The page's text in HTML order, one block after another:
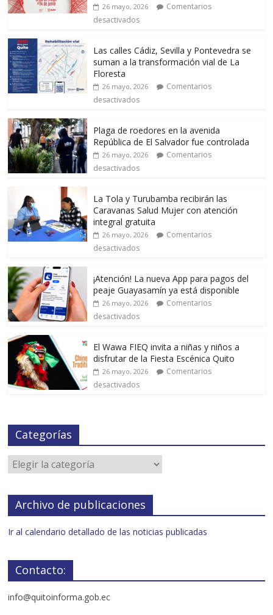
26 mayo, 2026
Comentarios
desactivados
Las calles Cádiz, Sevilla y Pontevedra se
suman a la transformación vial de La
Floresta
26 mayo, 2026
Comentarios
desactivados
Plaga de roedores en la avenida
República de El Salvador fue controlada
26 mayo, 2026
Comentarios
desactivados
La Tola y Turubamba recibirán las
Caravanas Salud Mujer con atención
integral gratuita
26 mayo, 2026
Comentarios
desactivados
¡Atención! La nueva App para pagos del
peaje Guayasamín ya está disponible
26 mayo, 2026
Comentarios
desactivados
El Wawa FIEQ invita a niñas y niños a
disfrutar de la Fiesta Escénica Quito
26 mayo, 2026
Comentarios
desactivados
Categorías
Archivo de publicaciones
Ir al calendario detallado de las noticias publicadas
Contacto:
info@quitoinforma.gob.ec